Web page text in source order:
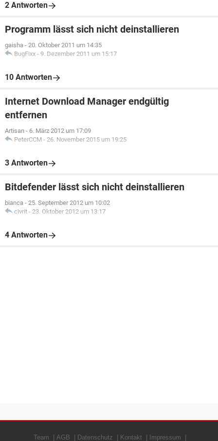
2 Antworten
Programm lässt sich nicht deinstallieren
gaisha - 20. Oktober 2011 um 14:35
BugFixx - 9. Dezember 2011 um 15:17
10 Antworten
Internet Download Manager endgültig
entfernen
Artisan - 6. März 2012 um 17:09
PeterCCM - 26. November 2015 um 19:25
3 Antworten
Bitdefender lässt sich nicht deinstallieren
bianca - 25. September 2012 um 10:02
civrit - 23. Oktober 2012 um 13:17
4 Antworten
Team AGB Datenschutz Kontakt Impressum